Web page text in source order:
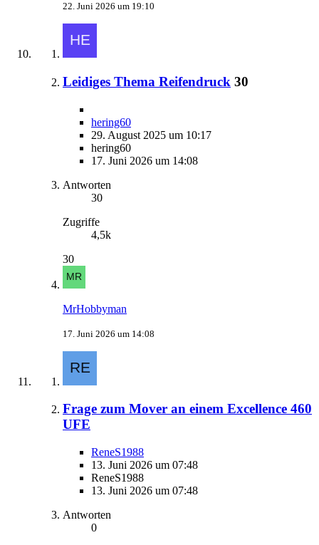
22. Juni 2026 um 19:10
Leidiges Thema Reifendruck 30
hering60
29. August 2025 um 10:17
hering60
17. Juni 2026 um 14:08
Antworten
30
Zugriffe
4,5k
30
MrHobbyman
17. Juni 2026 um 14:08
Frage zum Mover an einem Excellence 460
UFE
ReneS1988
13. Juni 2026 um 07:48
ReneS1988
13. Juni 2026 um 07:48
Antworten
0